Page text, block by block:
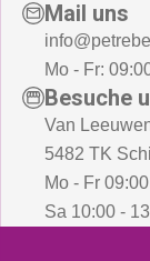
Mail uns
Mo - Fr:
Besuche
Van
5482 TK
Mo - Fr
Sa 10:00 -